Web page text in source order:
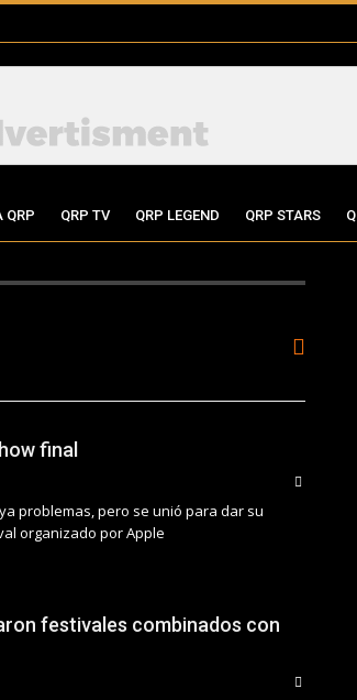
QRP QRP TV QRP LEGEND QRP STARS
final
problemas, pero se unió para dar su
organizado por Apple
festivales combinados con